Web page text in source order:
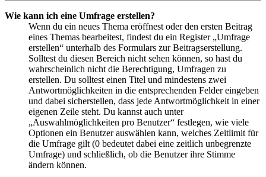
Wie kann ich eine Umfrage erstellen?
Wenn du ein neues Thema eröffnest oder den ersten Beitrag
eines Themas bearbeitest, findest du ein Register „Umfrage
erstellen“ unterhalb des Formulars zur Beitragserstellung.
Solltest du diesen Bereich nicht sehen können, so hast du
wahrscheinlich nicht die Berechtigung, Umfragen zu
erstellen. Du solltest einen Titel und mindestens zwei
Antwortmöglichkeiten in die entsprechenden Felder eingeben
und dabei sicherstellen, dass jede Antwortmöglichkeit in einer
eigenen Zeile steht. Du kannst auch unter
„Auswahlmöglichkeiten pro Benutzer“ festlegen, wie viele
Optionen ein Benutzer auswählen kann, welches Zeitlimit für
die Umfrage gilt (0 bedeutet dabei eine zeitlich unbegrenzte
Umfrage) und schließlich, ob die Benutzer ihre Stimme
ändern können.